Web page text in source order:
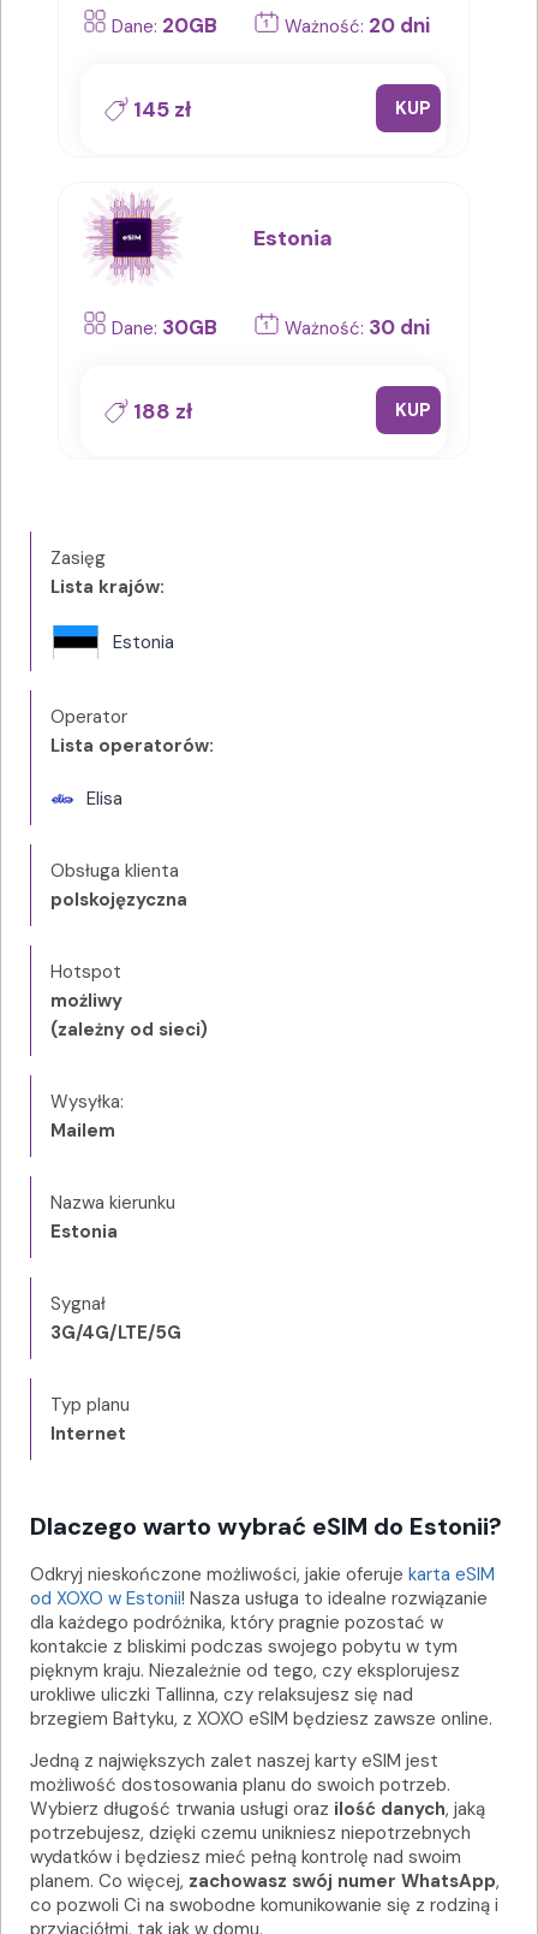
Dane: 20GB Ważność: 20 dni
145 zł KUP
Estonia
Dane: 30GB Ważność: 30 dni
188 zł KUP
Zasięg
Lista krajów:
Estonia
Operator
Lista operatorów:
Elisa
Obsługa klienta
polskojęzyczna
Hotspot
możliwy
(zależny od sieci)
Wysyłka:
Mailem
Nazwa kierunku
Estonia
Sygnał
3G/4G/LTE/5G
Typ planu
Internet
Dlaczego warto wybrać eSIM do Estonii?
Odkryj nieskończone możliwości, jakie oferuje karta eSIM
od XOXO w Estonii! Nasza usługa to idealne rozwiązanie
dla każdego podróżnika, który pragnie pozostać w
kontakcie z bliskimi podczas swojego pobytu w tym
pięknym kraju. Niezależnie od tego, czy eksplorujesz
urokliwe uliczki Tallinna, czy relaksujesz się nad
brzegiem Bałtyku, z XOXO eSIM będziesz zawsze online.
Jedną z największych zalet naszej karty eSIM jest
możliwość dostosowania planu do swoich potrzeb.
Wybierz długość trwania usługi oraz ilość danych, jaką
potrzebujesz, dzięki czemu unikniesz niepotrzebnych
wydatków i będziesz mieć pełną kontrolę nad swoim
planem. Co więcej, zachowasz swój numer WhatsApp,
co pozwoli Ci na swobodne komunikowanie się z rodziną i